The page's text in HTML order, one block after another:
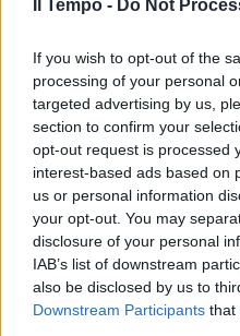
Il Tempo - Do Not
If you wish to opt-out of the
processing of your personal
targeted advertising by us,
section to confirm your
opt-out request is processed
interest-based ads based on
us or personal information
your opt-out. You may
disclosure of your personal
IAB’s list of downstream
also be disclosed by us to
Downstream Participants that
GIOCO SPORCO
“Aiuto, sono rimasto
incastrato!”. Il gioco
gatto finisce nel
possibile
14/01/2022
FREGATO